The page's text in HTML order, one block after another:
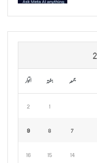
جمعہ ہفتہ اتوار
1
2
7
8
9
14
15
16